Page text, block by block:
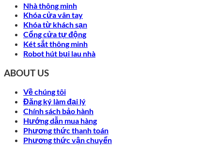
Nhà thông minh
Khóa cửa vân tay
Khóa từ khách sạn
Cổng cửa tự động
Két sắt thông minh
Robot hút bụi lau nhà
ABOUT US
Về chúng tôi
Đăng ký làm đại lý
Chính sách bảo hành
Hướng dẫn mua hàng
Phương thức thanh toán
Phương thức vận chuyển